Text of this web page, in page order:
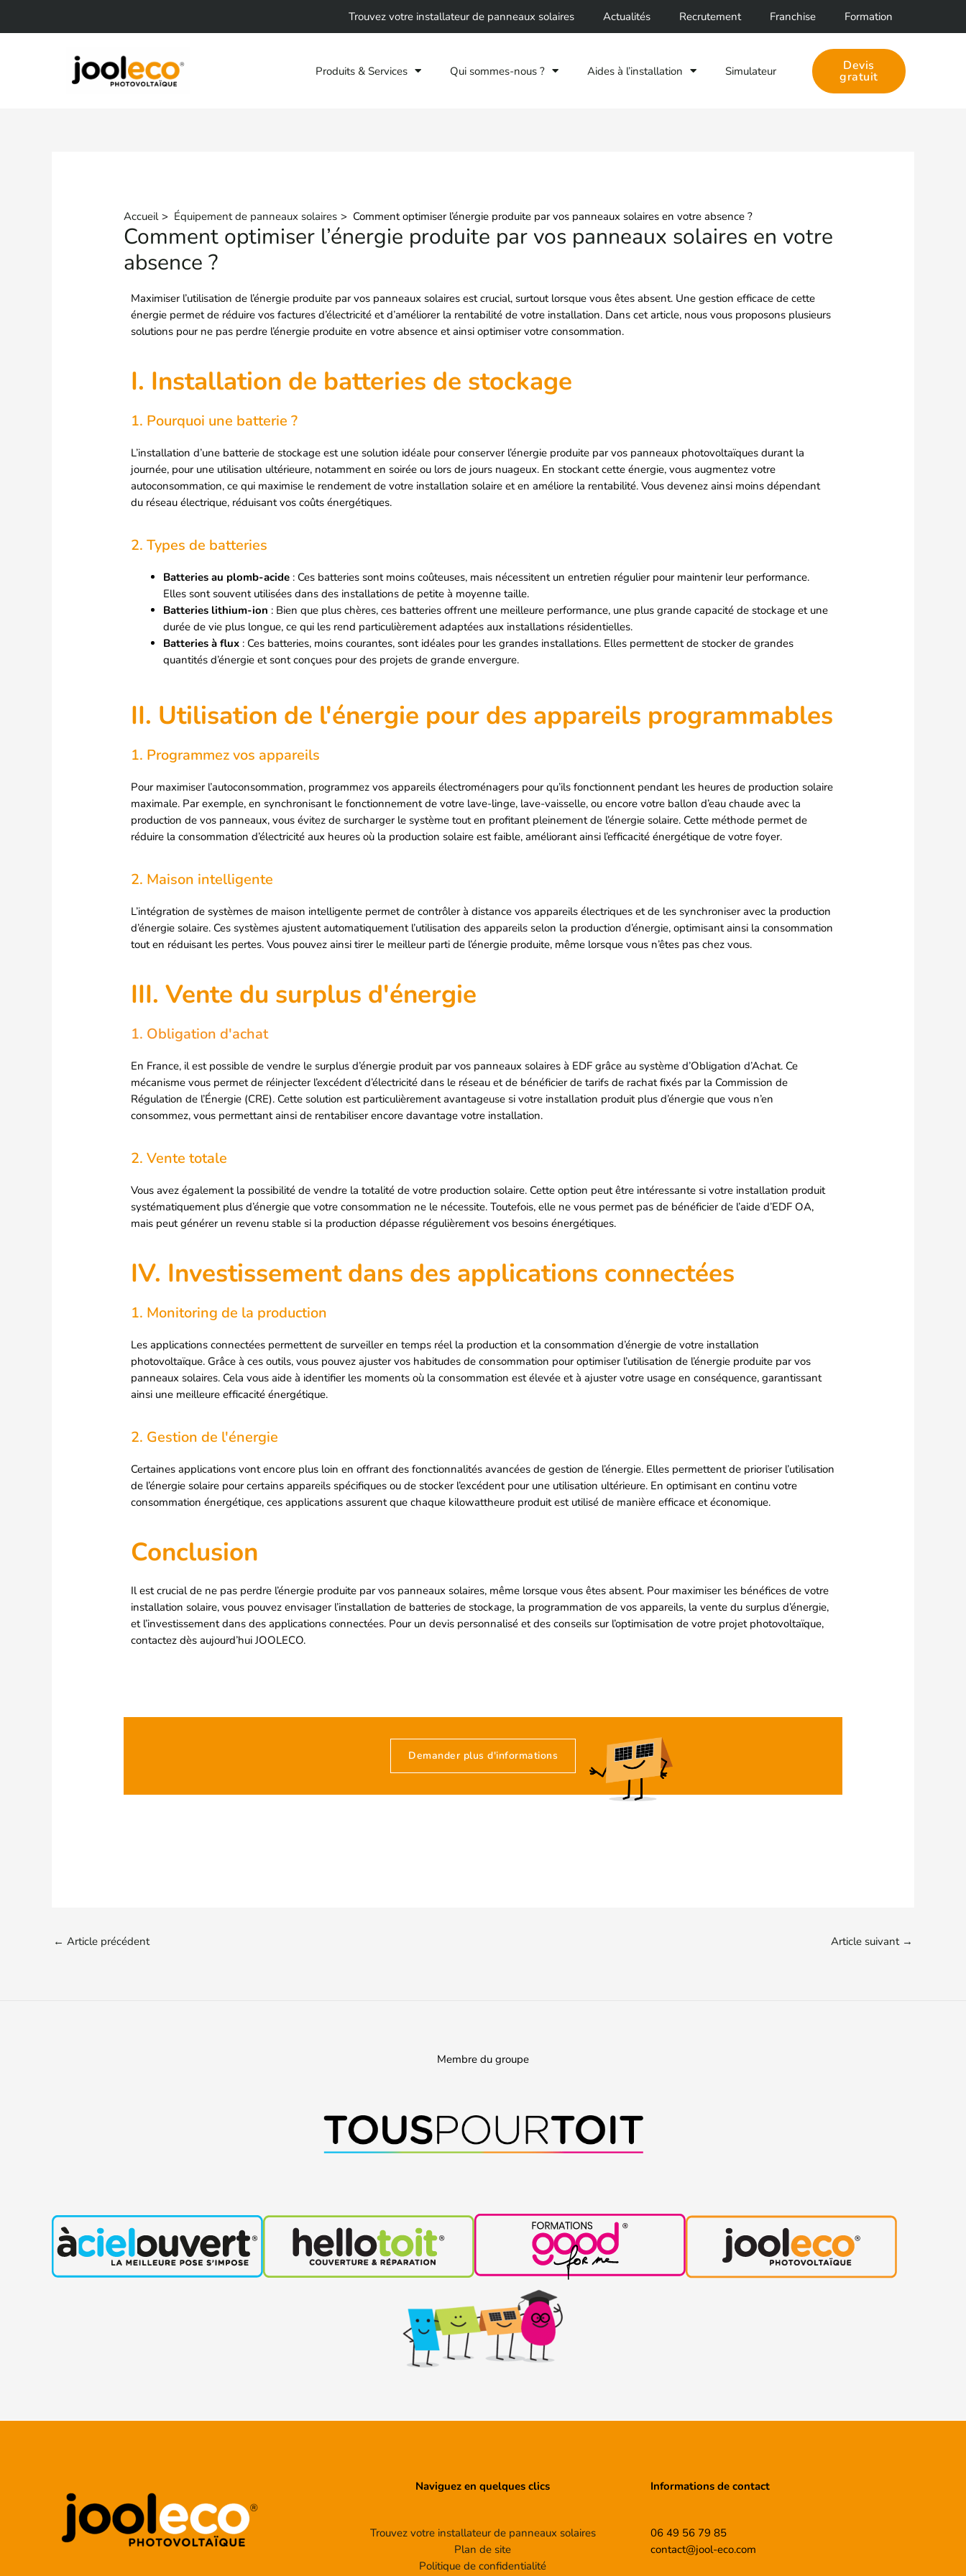
Trouvez votre installateur de panneaux solaires Actualités Recrutement Franchise Formation
Produits & Services Qui sommes-nous ? Aides à l’installation Simulateur Devis
gratuit
Accueil Équipement de panneaux solaires Comment optimiser l’énergie produite par vos panneaux solaires en votre absence ?
Comment optimiser l’énergie produite par vos panneaux solaires en votre
absence ?
Maximiser l’utilisation de l’énergie produite par vos panneaux solaires est crucial, surtout lorsque vous êtes absent. Une gestion efficace de cette
énergie permet de réduire vos factures d’électricité et d’améliorer la rentabilité de votre installation. Dans cet article, nous vous proposons plusieurs
solutions pour ne pas perdre l’énergie produite en votre absence et ainsi optimiser votre consommation.
I. Installation de batteries de stockage
1. Pourquoi une batterie ?
L’installation d’une batterie de stockage est une solution idéale pour conserver l’énergie produite par vos panneaux photovoltaïques durant la
journée, pour une utilisation ultérieure, notamment en soirée ou lors de jours nuageux. En stockant cette énergie, vous augmentez votre
autoconsommation, ce qui maximise le rendement de votre installation solaire et en améliore la rentabilité. Vous devenez ainsi moins dépendant
du réseau électrique, réduisant vos coûts énergétiques.
2. Types de batteries
Batteries au plomb-acide : Ces batteries sont moins coûteuses, mais nécessitent un entretien régulier pour maintenir leur performance.
Elles sont souvent utilisées dans des installations de petite à moyenne taille.
Batteries lithium-ion : Bien que plus chères, ces batteries offrent une meilleure performance, une plus grande capacité de stockage et une
durée de vie plus longue, ce qui les rend particulièrement adaptées aux installations résidentielles.
Batteries à flux : Ces batteries, moins courantes, sont idéales pour les grandes installations. Elles permettent de stocker de grandes
quantités d’énergie et sont conçues pour des projets de grande envergure.
II. Utilisation de l'énergie pour des appareils programmables
1. Programmez vos appareils
Pour maximiser l’autoconsommation, programmez vos appareils électroménagers pour qu’ils fonctionnent pendant les heures de production solaire
maximale. Par exemple, en synchronisant le fonctionnement de votre lave-linge, lave-vaisselle, ou encore votre ballon d’eau chaude avec la
production de vos panneaux, vous évitez de surcharger le système tout en profitant pleinement de l’énergie solaire. Cette méthode permet de
réduire la consommation d’électricité aux heures où la production solaire est faible, améliorant ainsi l’efficacité énergétique de votre foyer.
2. Maison intelligente
L’intégration de systèmes de maison intelligente permet de contrôler à distance vos appareils électriques et de les synchroniser avec la production
d’énergie solaire. Ces systèmes ajustent automatiquement l’utilisation des appareils selon la production d’énergie, optimisant ainsi la consommation
tout en réduisant les pertes. Vous pouvez ainsi tirer le meilleur parti de l’énergie produite, même lorsque vous n’êtes pas chez vous.
III. Vente du surplus d'énergie
1. Obligation d'achat
En France, il est possible de vendre le surplus d’énergie produit par vos panneaux solaires à EDF grâce au système d’Obligation d’Achat. Ce
mécanisme vous permet de réinjecter l’excédent d’électricité dans le réseau et de bénéficier de tarifs de rachat fixés par la Commission de
Régulation de l’Énergie (CRE). Cette solution est particulièrement avantageuse si votre installation produit plus d’énergie que vous n’en
consommez, vous permettant ainsi de rentabiliser encore davantage votre installation.
2. Vente totale
Vous avez également la possibilité de vendre la totalité de votre production solaire. Cette option peut être intéressante si votre installation produit
systématiquement plus d’énergie que votre consommation ne le nécessite. Toutefois, elle ne vous permet pas de bénéficier de l’aide d’EDF OA,
mais peut générer un revenu stable si la production dépasse régulièrement vos besoins énergétiques.
IV. Investissement dans des applications connectées
1. Monitoring de la production
Les applications connectées permettent de surveiller en temps réel la production et la consommation d’énergie de votre installation
photovoltaïque. Grâce à ces outils, vous pouvez ajuster vos habitudes de consommation pour optimiser l’utilisation de l’énergie produite par vos
panneaux solaires. Cela vous aide à identifier les moments où la consommation est élevée et à ajuster votre usage en conséquence, garantissant
ainsi une meilleure efficacité énergétique.
2. Gestion de l'énergie
Certaines applications vont encore plus loin en offrant des fonctionnalités avancées de gestion de l’énergie. Elles permettent de prioriser l’utilisation
de l’énergie solaire pour certains appareils spécifiques ou de stocker l’excédent pour une utilisation ultérieure. En optimisant en continu votre
consommation énergétique, ces applications assurent que chaque kilowattheure produit est utilisé de manière efficace et économique.
Conclusion
Il est crucial de ne pas perdre l’énergie produite par vos panneaux solaires, même lorsque vous êtes absent. Pour maximiser les bénéfices de votre
installation solaire, vous pouvez envisager l’installation de batteries de stockage, la programmation de vos appareils, la vente du surplus d’énergie,
et l’investissement dans des applications connectées. Pour un devis personnalisé et des conseils sur l’optimisation de votre projet photovoltaïque,
contactez dès aujourd’hui JOOLECO.
Demander plus d'informations
← Article précédent Article suivant →
Membre du groupe
Naviguez en quelques clics
Trouvez votre installateur de panneaux solaires
Plan de site
Politique de confidentialité
Informations de contact
06 49 56 79 85
contact@jool-eco.com